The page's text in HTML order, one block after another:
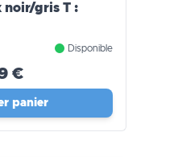
noir/gris T :
Disponible
€
panier